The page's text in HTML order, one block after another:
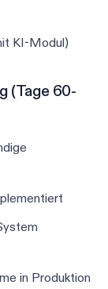
KI-Modul)
(Tage 60-
in Produktion